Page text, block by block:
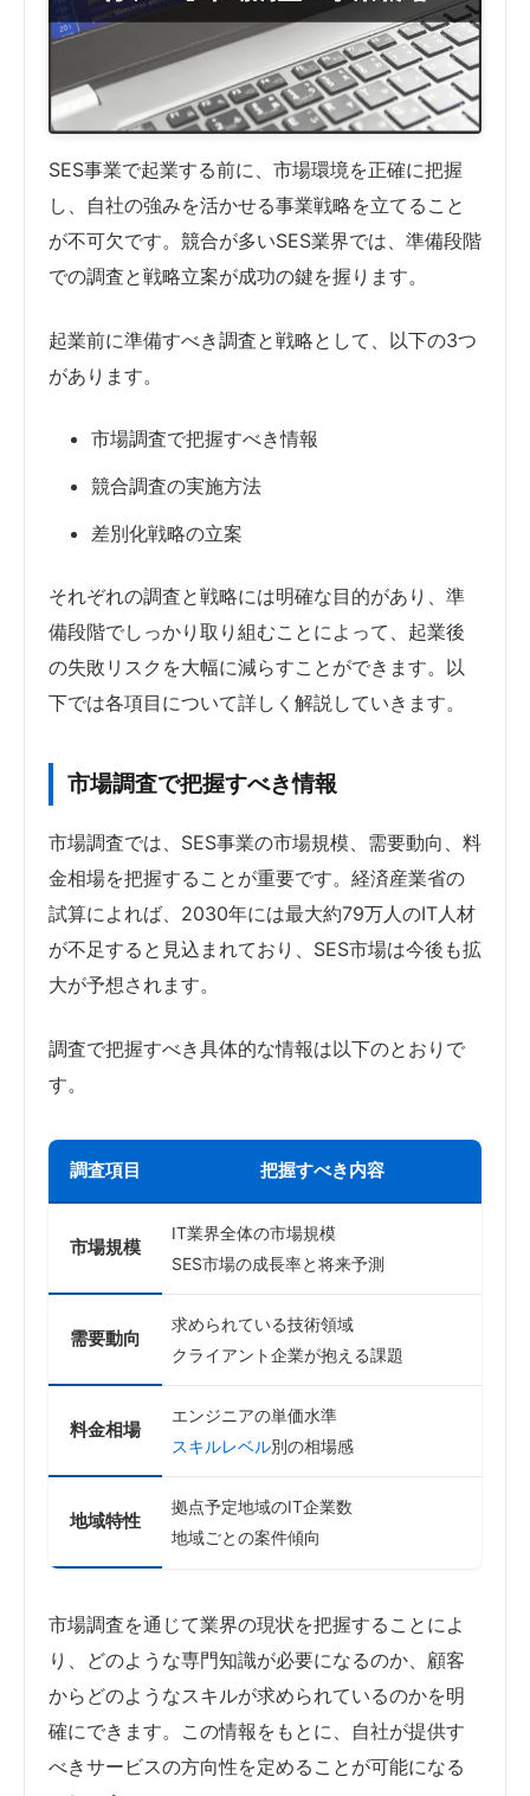
SES事業で起業する前に、市場環境を正確に把握
し、自社の強みを活かせる事業戦略を立てること
が不可欠です。競合が多いSES業界では、準備段階
での調査と戦略立案が成功の鍵を握ります。
起業前に準備すべき調査と戦略として、以下の3つ
があります。
市場調査で把握すべき情報
競合調査の実施方法
差別化戦略の立案
それぞれの調査と戦略には明確な目的があり、準
備段階でしっかり取り組むことによって、起業後
の失敗リスクを大幅に減らすことができます。以
下では各項目について詳しく解説していきます。
市場調査で把握すべき情報
市場調査では、SES事業の市場規模、需要動向、料
金相場を把握することが重要です。経済産業省の
試算によれば、2030年には最大約79万人のIT人材
が不足すると見込まれており、SES市場は今後も拡
大が予想されます。
調査で把握すべき具体的な情報は以下のとおりで
す。
調査項目 把握すべき内容
市場規模
IT業界全体の市場規模
SES市場の成長率と将来予測
需要動向
求められている技術領域
クライアント企業が抱える課題
料金相場
エンジニアの単価水準
スキルレベル別の相場感
地域特性
拠点予定地域のIT企業数
地域ごとの案件傾向
市場調査を通じて業界の現状を把握することによ
り、どのような専門知識が必要になるのか、顧客
からどのようなスキルが求められているのかを明
確にできます。この情報をもとに、自社が提供す
べきサービスの方向性を定めることが可能になる